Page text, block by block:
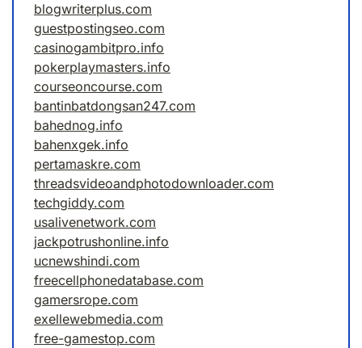
blogwriterplus.com
guestpostingseo.com
casinogambitpro.info
pokerplaymasters.info
courseoncourse.com
bantinbatdongsan247.com
bahednog.info
bahenxgek.info
pertamaskre.com
threadsvideoandphotodownloader.com
techgiddy.com
usalivenetwork.com
jackpotrushonline.info
ucnewshindi.com
freecellphonedatabase.com
gamersrope.com
exellewebmedia.com
free-gamestop.com